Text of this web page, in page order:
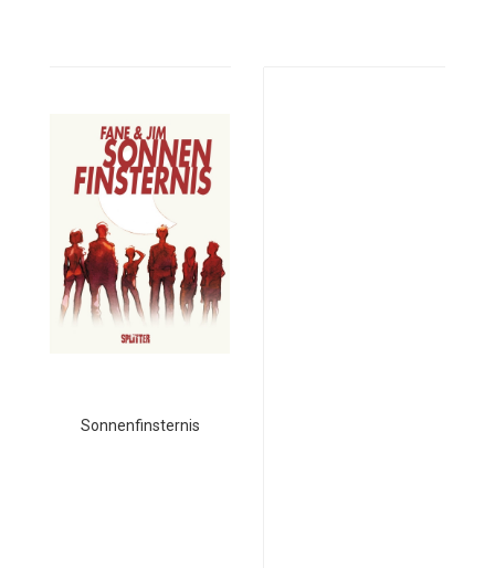
Sonnenfinsternis